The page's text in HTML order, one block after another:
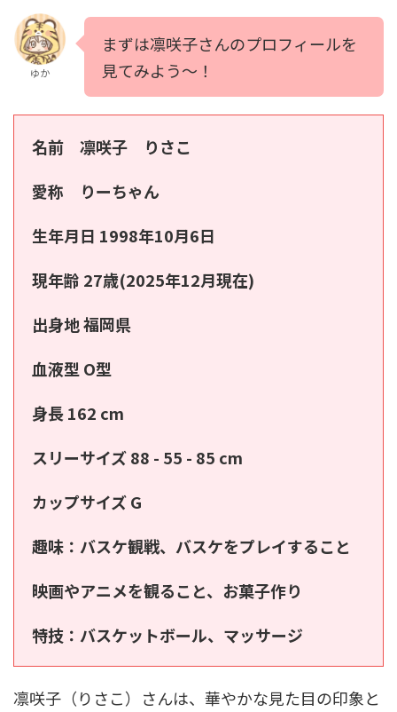
ゆか
まずは凛咲子さんのプロフィールを
見てみよう～！
名前 凛咲子 りさこ
愛称 りーちゃん
生年月日 1998年10月6日
現年齢 27歳(2025年12月現在)
出身地 福岡県
血液型 O型
身長 162 cm
スリーサイズ 88 - 55 - 85 cm
カップサイズ G
趣味：バスケ観戦、バスケをプレイすること
映画やアニメを観ること、お菓子作り
特技：バスケットボール、マッサージ
凛咲子（りさこ）さんは、華やかな見た目の印象と